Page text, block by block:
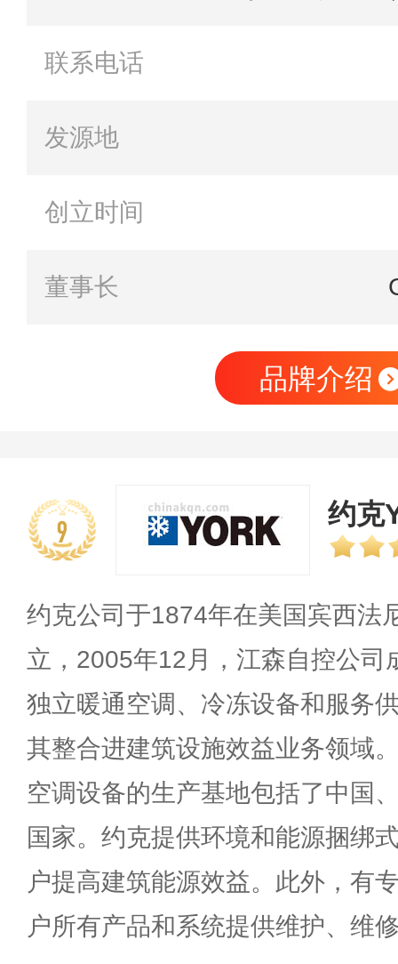
联系电话
发源地
创立时间
董事长
品牌介绍
9 约克
约克公司于1874年在美国宾西法
立，2005年12月，江森自控公司
独立暖通空调、冷冻设备和服务
其整合进建筑设施效益业务领域
空调设备的生产基地包括了中国
国家。约克提供环境和能源捆绑
户提高建筑能源效益。此外，有
户所有产品和系统提供维护、维